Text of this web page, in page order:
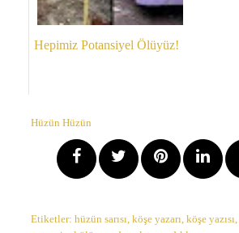
Hepimiz Potansiyel Ölüyüz!
Hüzün Hüzün
Etiketler: hüzün sarısı, köşe yazarı, köşe yazısı,